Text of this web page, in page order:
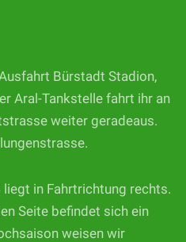
Bürstadt Stadion,
Aral-Tankstelle fahrt ihr an
weiter geradeaus.
in Fahrtrichtung rechts.
Seite befindet sich ein
weisen wir